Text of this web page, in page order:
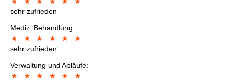
sehr zufrieden
Mediz. Behandlung:
sehr zufrieden
Verwaltung und Abläufe: